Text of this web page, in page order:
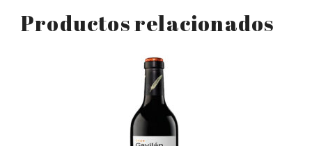
Productos relacionados